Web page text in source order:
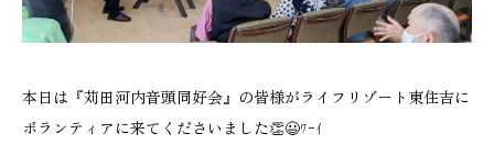
本日は『苅田河内音頭同好会』の皆様がライフリゾート東住吉に
ボランティアに来てくださいました👏😃ﾜｰｲ